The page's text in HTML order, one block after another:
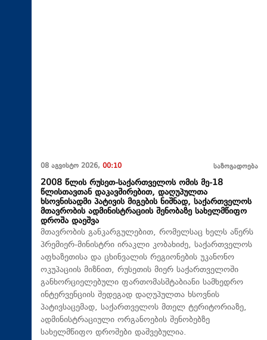
08 აგვისტო 2026, 00:10 საზოგადოება
2008 წლის რუსეთ-საქართველოს ომის მე-18
წლისთავთან დაკავშირებით, დაღუპულთა
ხსოვნისადმი პატივის მიგების ნიშნად, საქართველოს
მთავრობის ადმინისტრაციის შენობაზე სახელმწიფო
დროშა დაეშვა
მთავრობის განკარგულებით, რომელსაც ხელს აწერს
პრემიერ-მინისტრი ირაკლი კობახიძე, საქართველოს
აფხაზეთისა და ცხინვალის რეგიონების უკანონო
ოკუპაციის მიზნით, რუსეთის მიერ საქართველოში
განხორციელებული ფართომასშტაბიანი სამხედრო
ინტერვენციის შედეგად დაღუპულთა ხსოვნის
პატივსაცემად, საქართველოს მთელ ტერიტორიაზე,
ადმინისტრაციული ორგანოების შენობებზე
სახელმწიფო დროშები დაშვებულია.